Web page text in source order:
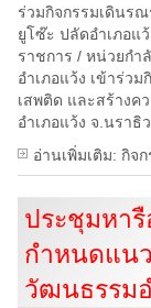
ร่วมกิจกรรมเดินร
ยูโซ๊ะ ปลัดอำเภอแ
ราชการ / หน่วยกำ
อำเภอแว้ง เข้าร่ว
เสพติด และสร้าง
อำเภอแว้ง จ.นราธิ
อ่านเพิ่มเติม: กิจ
ประชุมหา
กำหนดแน
วัฒนธรรม